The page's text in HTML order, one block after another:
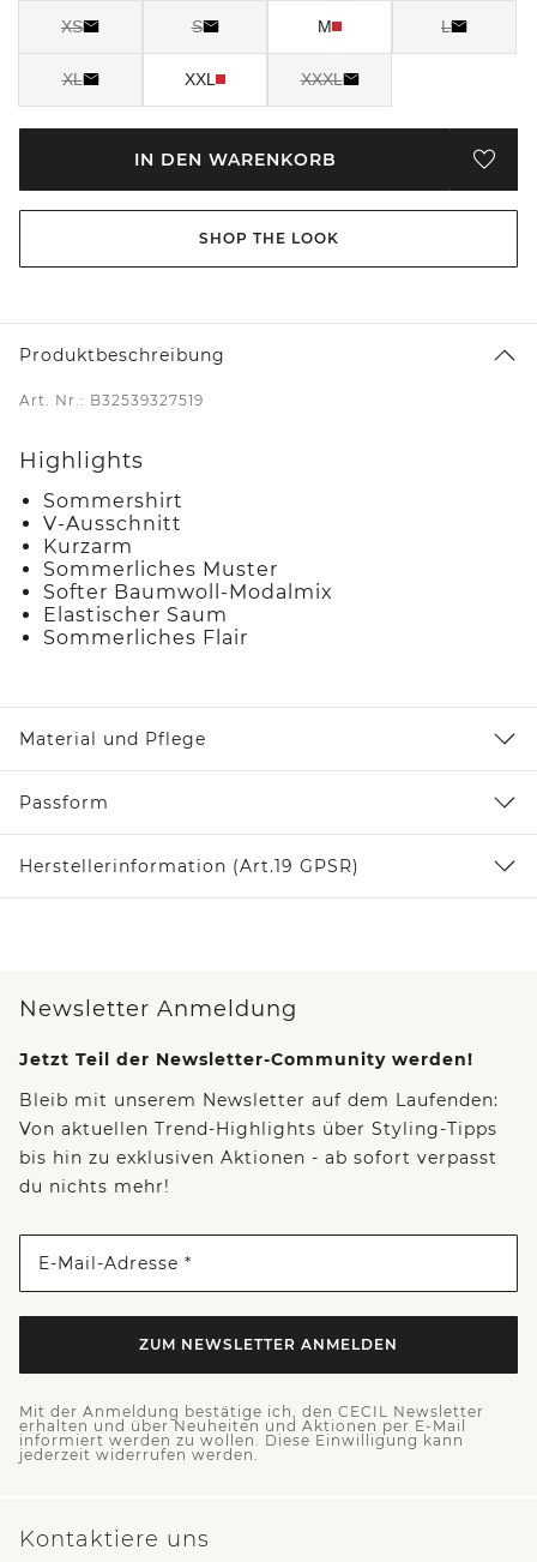
XS S M L
XL XXL XXXL
IN DEN WARENKORB
SHOP THE LOOK
Produktbeschreibung
Art. Nr.: B32539327519
Highlights
Sommershirt
V-Ausschnitt
Kurzarm
Sommerliches Muster
Softer Baumwoll-Modalmix
Elastischer Saum
Sommerliches Flair
Material und Pflege
Passform
Herstellerinformation (Art.19 GPSR)
Newsletter Anmeldung
Jetzt Teil der Newsletter-Community werden!
Bleib mit unserem Newsletter auf dem Laufenden:
Von aktuellen Trend-Highlights über Styling-Tipps
bis hin zu exklusiven Aktionen - ab sofort verpasst
du nichts mehr!
E-Mail-Adresse *
ZUM NEWSLETTER ANMELDEN
Mit der Anmeldung bestätige ich, den CECIL Newsletter
erhalten und über Neuheiten und Aktionen per E-Mail
informiert werden zu wollen. Diese Einwilligung kann
jederzeit widerrufen werden.
Kontaktiere uns